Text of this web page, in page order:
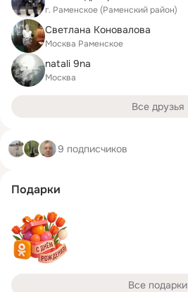
г. Раменское (Раменский район)
Светлана Коновалова
Москва Раменское
natali 9na
Москва
Все друзья
9 подписчиков
Подарки
Все подарки